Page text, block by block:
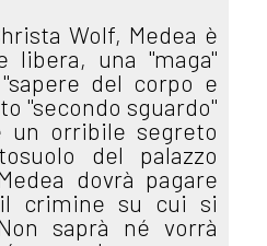
Wolf, Medea è
libera, una "maga"
del corpo e
"secondo sguardo"
un orribile segreto
del palazzo
dovrà pagare
crimine su cui si
saprà né vorrà